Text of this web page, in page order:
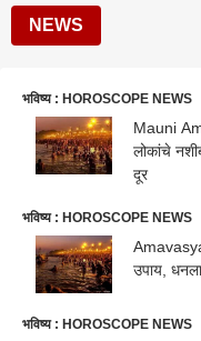
NEWS
भविष्य : HOROSCOPE NEWS
Mauni
लोकांचे
दूर
भविष्य : HOROSCOPE NEWS
उपाय,
भविष्य : HOROSCOPE NEWS